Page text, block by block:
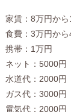
家賃：8万円から
食費：3万円から
携帯：1万円
ネット：5000円
水道代：2000円
ガス代：3000円
電気代：2000円